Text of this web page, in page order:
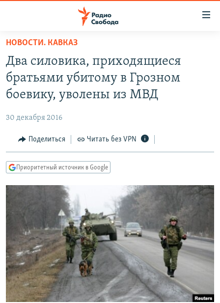
упрощенного
доступа
Вернуться
основному
Вернутся
Вернутся
поиску
ПОДКАСТЫ
АВТОРСКИЕ ПРОЕКТЫ
МНЕНИЯ
КУЛЬТУРА
КАВКАЗ.РЕАЛИИ
СЕВЕР.РЕАЛИИ
СИБИРЬ.РЕАЛИИ
РАСПИСАНИЕ ВЕЩАНИЯ
ПОДПИШИТЕСЬ НА РАССЫЛКУ
СОЦИАЛЬНЫЕ СЕТИ
НОВОСТИ. КАВКАЗ
Два силовика, приходящиеся
братьями убитому в Грозном
боевику, уволены из МВД
30 декабря 2016
Поделиться Читать без VPN
Приоритетный источник в Google